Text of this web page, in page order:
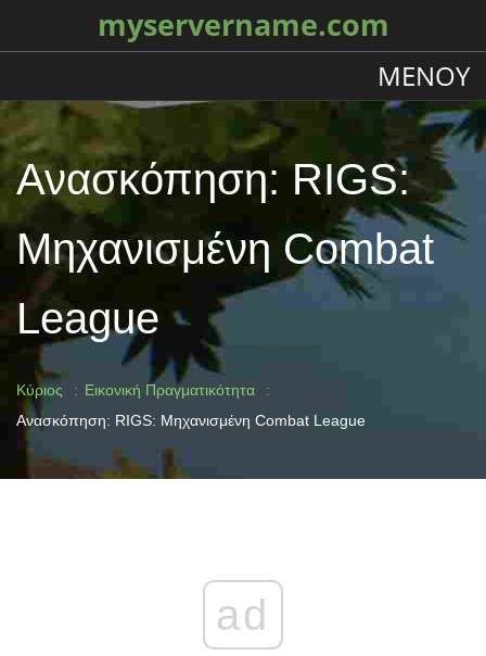
myservername.com
ΜΕΝΟΎ
Ανασκόπηση: RIGS:
Μηχανισμένη Combat
League
Κύριος
Εικονική Πραγματικότητα
Ανασκόπηση: RIGS: Μηχανισμένη Combat League
ad